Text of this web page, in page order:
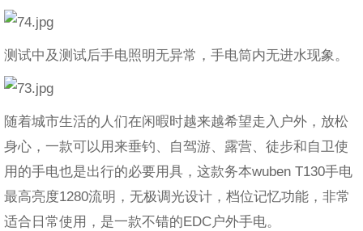
测试中及测试后手电照明无异常，手电筒内无进水现象。
随着城市生活的人们在闲暇时越来越希望走入户外，放松
身心，一款可以用来垂钓、自驾游、露营、徒步和自卫使
用的手电也是出行的必要用具，这款务本wuben T130手电
最高亮度1280流明，无极调光设计，档位记忆功能，非常
适合日常使用，是一款不错的EDC户外手电。